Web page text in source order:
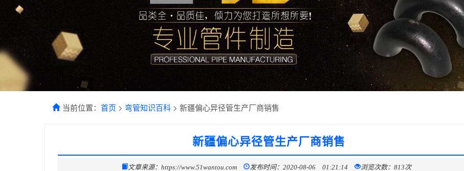
当前位置： 首页 > 弯管知识百科 > 新疆偏心异径管生产厂商销售
新疆偏心异径管生产厂商销售
文章来源：https://www.51wantou.com 发布时间：2020-08-06 01:21:14 浏览次数：813次